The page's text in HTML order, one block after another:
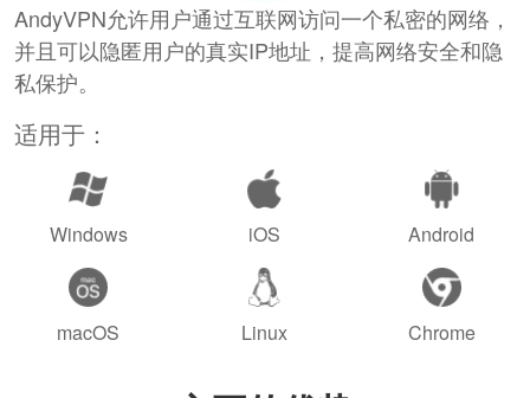
AndyVPN允许用户通过互联网访问一个私密的网络，
并且可以隐匿用户的真实IP地址，提高网络安全和隐
私保护。
适用于：
Windows iOS Android
macOS Linux Chrome